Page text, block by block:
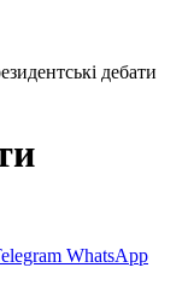
дебати
WhatsApp